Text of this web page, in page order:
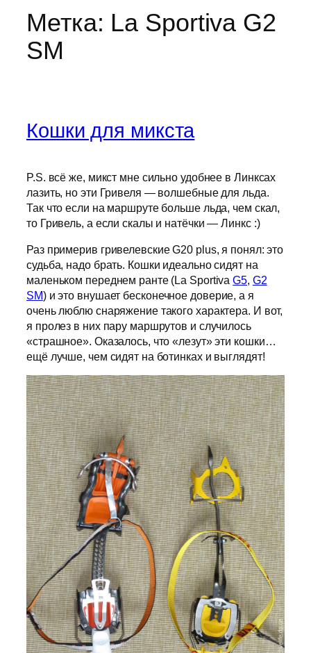
Метка: La Sportiva G2
SM
Кошки для микста
P.S. всё же, микст мне сильно удобнее в Линксах
лазить, но эти Гривеля — волшебные для льда.
Так что если на маршруте больше льда, чем скал,
то Гривель, а если скалы и натёчки — Линкс :)
Раз примерив гривелевские G20 plus, я понял: это
судьба, надо брать. Кошки идеально сидят на
маленьком переднем ранте (La SportivaG5, G2
SM) и это внушает бесконечное доверие, а я
очень люблю снаряжение такого характера. И вот,
я пролез в них пару маршрутов и случилось
«страшное». Оказалось, что «лезут» эти кошки…
ещё лучше, чем сидят на ботинках и выглядят!